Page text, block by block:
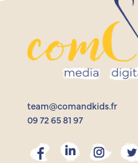
team@comandkids.fr
09 72 65 81 97